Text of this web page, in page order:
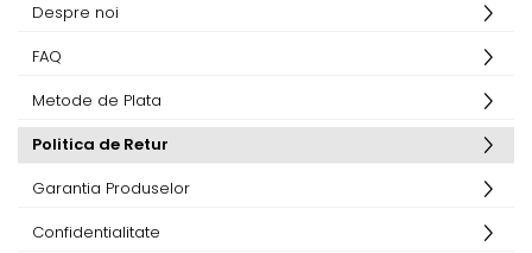
Despre noi
FAQ
Metode de Plata
Politica de Retur
Garantia Produselor
Confidentialitate